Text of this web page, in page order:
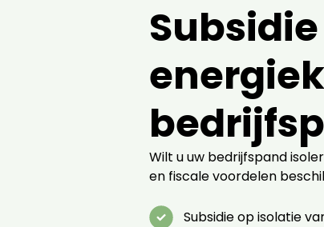
Wilt u uw bedrijfspand
en fiscale voordelen
Subsidie op isolatie